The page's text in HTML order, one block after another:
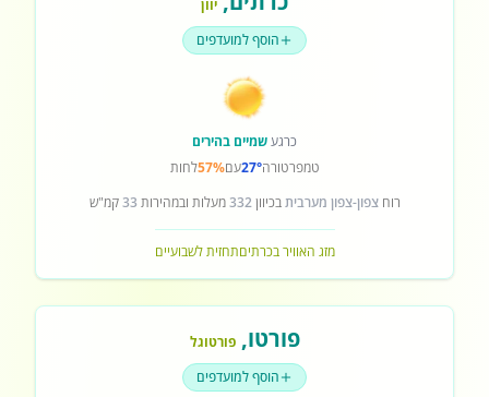
יוון
הוסף למועדפים
כרגעשמיים בהירים
טמפרטורה27°עם57%לחות
רוחצפון-צפון מערביתבכיוון332מעלות ובמהירות 33קמ"ש
מזג האוויר בכרתיםתחזית לשבועיים
פורטו,פורטוגל
הוסף למועדפים